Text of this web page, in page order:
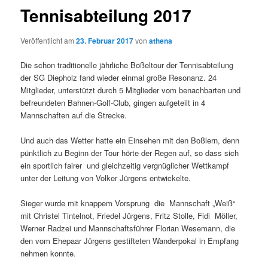
Tennisabteilung 2017
Veröffentlicht am23. Februar 2017vonathena
Die schon traditionelle jährliche Boßeltour der Tennisabteilung
der SG Diepholz fand wieder einmal große Resonanz. 24
Mitglieder, unterstützt durch 5 Mitglieder vom benachbarten und
befreundeten Bahnen-Golf-Club, gingen aufgeteilt in 4
Mannschaften auf die Strecke.
Und auch das Wetter hatte ein Einsehen mit den Boßlern, denn
pünktlich zu Beginn der Tour hörte der Regen auf, so dass sich
ein sportlich fairer und gleichzeitig vergnüglicher Wettkampf
unter der Leitung von Volker Jürgens entwickelte.
Sieger wurde mit knappem Vorsprung die Mannschaft „Weiß“
mit Christel Tintelnot, Friedel Jürgens, Fritz Stolle, Fidi Möller,
Werner Radzei und Mannschaftsführer Florian Wesemann, die
den vom Ehepaar Jürgens gestifteten Wanderpokal in Empfang
nehmen konnte.